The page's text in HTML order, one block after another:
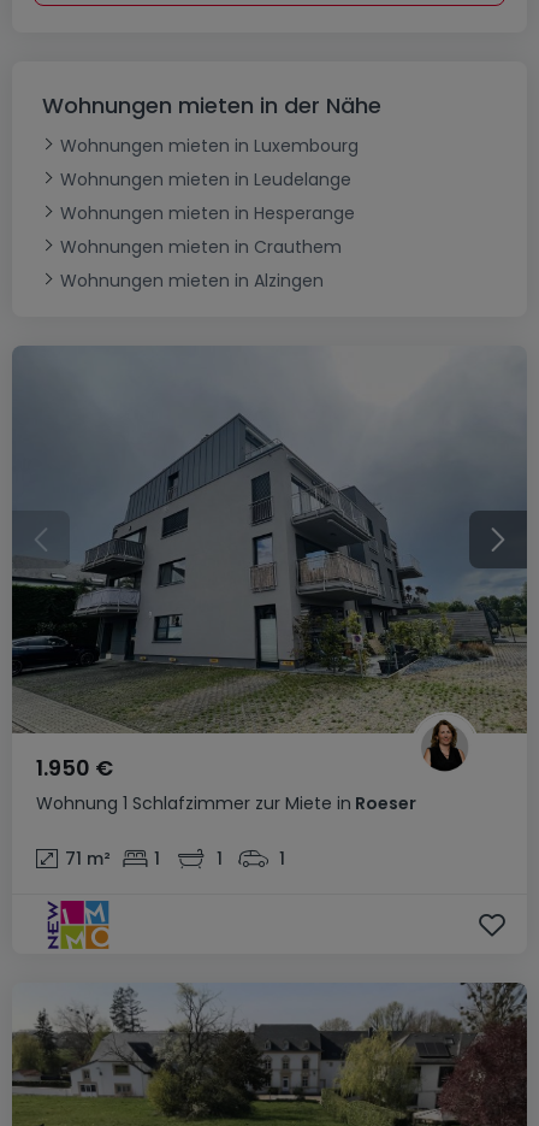
Wohnungen mieten in der Nähe
Wohnungen mieten in Luxembourg
Wohnungen mieten in Leudelange
Wohnungen mieten in Hesperange
Wohnungen mieten in Crauthem
Wohnungen mieten in Alzingen
Wohnung 1 Schlafzimmer zur Miete in Roeser
1.950 €
71 m² 1 1 1